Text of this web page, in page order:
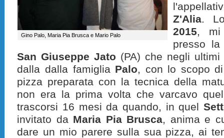
Gino Palo, Maria Pia Brusca e Mario Palo
Z'Alia.
2015, mi
presso
San Giuseppe Jato (PA) che negli
dalla dalla famiglia Palo, con lo scopo
pizza preparata con la tecnica della
non era la prima volta che varcavo
trascorsi 16 mesi da quando, in quel
invitato da Maria Pia Brusca, anima e
dare un mio parere sulla sua pizza, ai